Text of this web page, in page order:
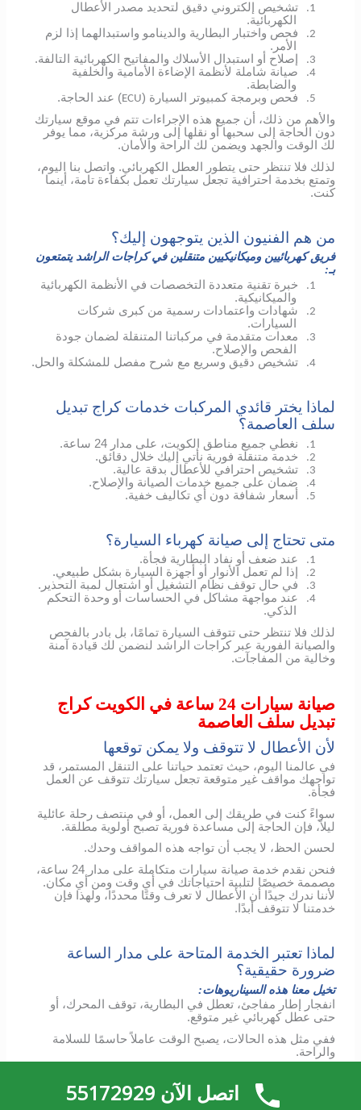
1.
تشخيص إلكتروني دقيق لتحديد مصدر الأعطال
الكهربائية.
2.
فحص واختبار البطارية والدينامو واستبدالهما إذا لزم
الأمر.
3. إصلاح أو استبدال الأسلاك والمفاتيح الكهربائية التالفة.
4.
صيانة شاملة لأنظمة الإضاءة الأمامية والخلفية
والضابطة.
5. فحص وبرمجة كمبيوتر السيارة (ECU) عند الحاجة.
والأهم من ذلك، أن جميع هذه الإجراءات تتم في موقع سيارتك
دون الحاجة إلى سحبها أو نقلها إلى ورشة مركزية، مما يوفر
لك الوقت والجهد ويضمن لك الراحة والأمان.
لذلك فلا تنتظر حتى يتطور العطل الكهربائي. واتصل بنا اليوم،
وتمتع بخدمة احترافية تجعل سيارتك تعمل بكفاءة تامة، أينما
كنت.
من هم الفنيون الذين يتوجهون إليك؟
فريق كهربائيين وميكانيكيين متنقلين في كراجات الراشد يتمتعون
بـ:
1.
خبرة تقنية متعددة التخصصات في الأنظمة الكهربائية
والميكانيكية.
2.
شهادات واعتمادات رسمية من كبرى شركات
السيارات.
3.
معدات متقدمة في مركباتنا المتنقلة لضمان جودة
الفحص والإصلاح.
4. تشخيص دقيق وسريع مع شرح مفصل للمشكلة والحل.
لماذا يختر قائدي المركبات خدمات كراج تبديل
سلف العاصمة؟
1. نغطي جميع مناطق الكويت، على مدار 24 ساعة.
2. خدمة متنقلة فورية نأتي إليك خلال دقائق.
3. تشخيص احترافي للأعطال بدقة عالية.
4. ضمان على جميع خدمات الصيانة والإصلاح.
5. أسعار شفافة دون أي تكاليف خفية.
متى تحتاج إلى صيانة كهرباء السيارة؟
1. عند ضعف أو نفاد البطارية فجأة.
2. إذا لم تعمل الأنوار أو أجهزة السيارة بشكل طبيعي.
3. في حال توقف نظام التشغيل أو اشتعال لمبة التحذير.
4.
عند مواجهة مشاكل في الحساسات أو وحدة التحكم
الذكي.
لذلك فلا تنتظر حتى تتوقف السيارة تمامًا، بل بادر بالفحص
والصيانة الفورية عبر كراجات الراشد لنضمن لك قيادة آمنة
وخالية من المفاجآت.
صيانة سيارات 24 ساعة في الكويت كراج
تبديل سلف العاصمة
لأن الأعطال لا تتوقف ولا يمكن توقعها
في عالمنا اليوم، حيث تعتمد حياتنا على التنقل المستمر، قد
تواجهك مواقف غير متوقعة تجعل سيارتك تتوقف عن العمل
فجأة.
سواءً كنت في طريقك إلى العمل، أو في منتصف رحلة عائلية
ليلاً، فإن الحاجة إلى مساعدة فورية تصبح أولوية مطلقة.
لحسن الحظ، لا يجب أن تواجه هذه المواقف وحدك.
فنحن نقدم خدمة صيانة سيارات متكاملة على مدار 24 ساعة،
مصممة خصيصًا لتلبية احتياجاتك في أي وقت ومن أي مكان.
لأننا ندرك جيدًا أن الأعطال لا تعرف وقتًا محددًا، ولهذا فإن
خدمتنا لا تتوقف أبدًا.
لماذا تعتبر الخدمة المتاحة على مدار الساعة
ضرورة حقيقية؟
تخيل معنا هذه السيناريوهات:
انفجار إطار مفاجئ، تعطل في البطارية، توقف المحرك، أو
حتى عطل كهربائي غير متوقع.
ففي مثل هذه الحالات، يصبح الوقت عاملاً حاسمًا للسلامة
والراحة.
الموقع مرة أخرى.
اتصل الآن 55172929